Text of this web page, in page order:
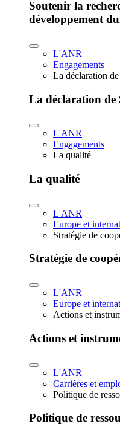
Soutenir la
développement
L'ANR
Engagements
La déclaration
La déclaration de
L'ANR
Engagements
La qualité
La qualité
L'ANR
Europe et
Stratégie de
Stratégie de
L'ANR
Europe et
Actions et
Actions et
L'ANR
Carrières et
Politique de
Politique de